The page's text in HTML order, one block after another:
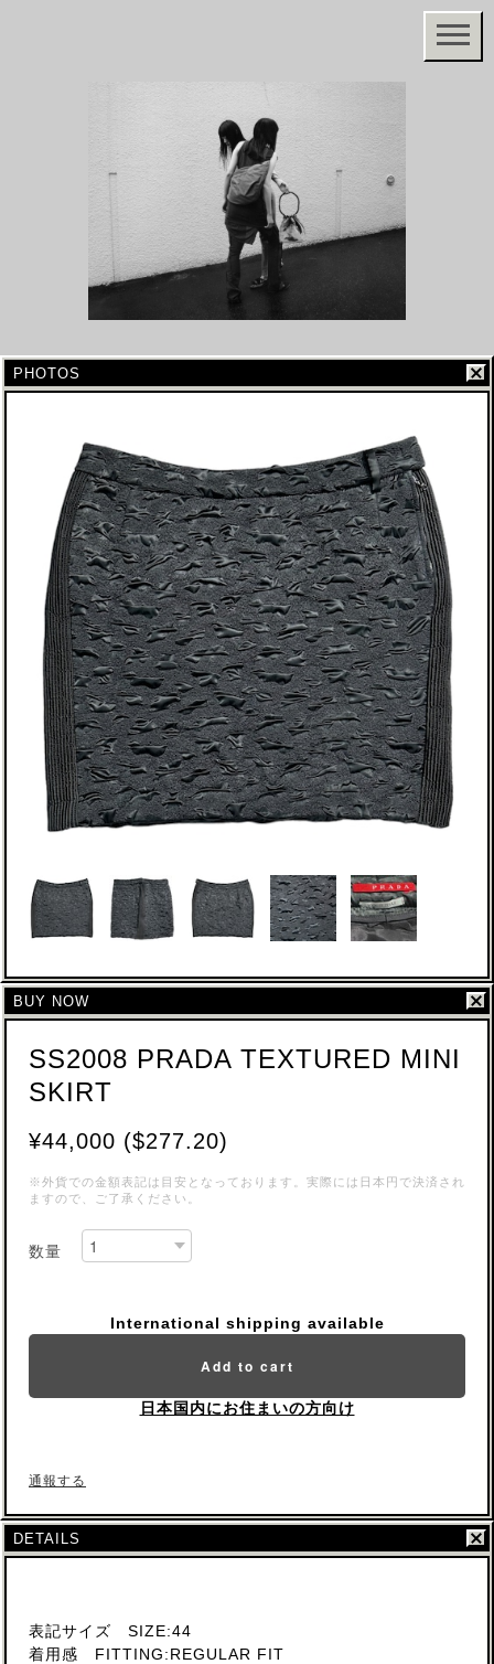
PHOTOS
BUY NOW
SS2008 PRADA TEXTURED MINI
SKIRT
¥44,000 ($277.20)
※外貨での金額表記は目安となっております。実際には日本円で決済され
ますので、ご了承ください。
数量
International shipping available
Add to cart
日本国内にお住まいの方向け
通報する
DETAILS
表記サイズ SIZE:44
着用感 FITTING:REGULAR FIT